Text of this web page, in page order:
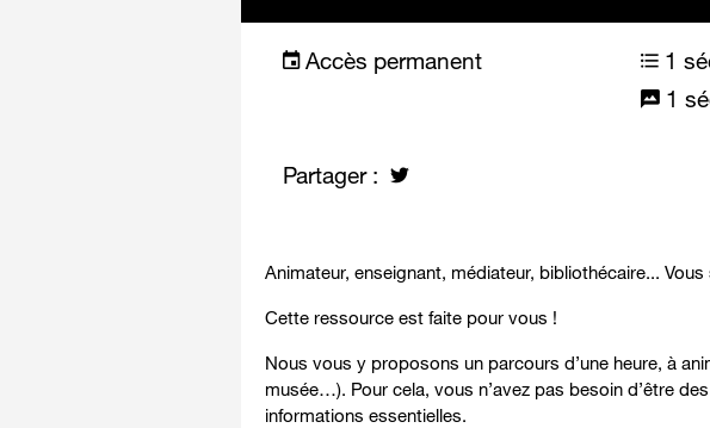
Accès permanent
1
1
Partager :
Animateur, enseignant, médiateur, bibliothécaire...
Cette ressource est faite pour vous !
Nous vous y proposons un parcours d’une heure, à
musée…). Pour cela, vous n’avez pas besoin d’être
informations essentielles.